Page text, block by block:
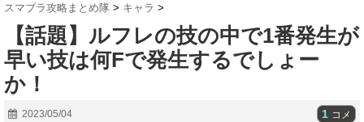
スマブラ攻略まとめ隊 > キャラ >
【話題】ルフレの技の中で1番発生が
早い技は何Fで発生するでしょー
か！
2023/05/04 1 コメ